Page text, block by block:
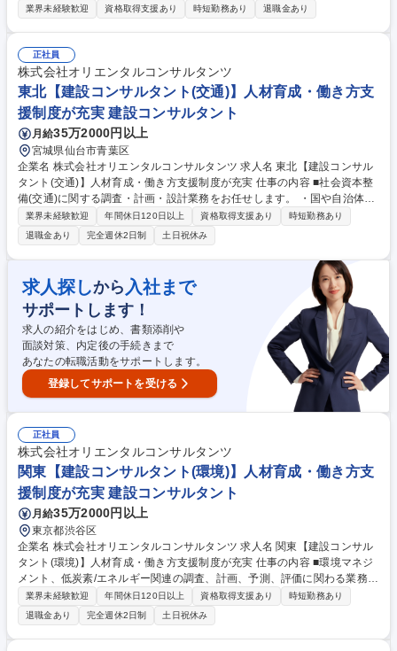
替えや、事業用不動産による財産形成など、あらゆるご要望に対応してい
るまでのサポート業務全般を担当いただきます。 【キャリア】店長への昇
格はもちろん、スターツグループ各社への異動も可能なため、多彩なキャ
リアを形成できます。 募集職種 [埼玉]ピタットハウス売買仲介営業/不動産
業界経験者歓迎★安心の固定給制度
業界未経験歓迎 資格取得支援あり 時短勤務あり 退職金あり
正社員
株式会社オリエンタルコンサルタンツ
東北【建設コンサルタント(交通)】人材育成・働き方支
援制度が充実 建設コンサルタント
月給35万2000円以上
宮城県仙台市青葉区
企業名 株式会社オリエンタルコンサルタンツ 求人名 東北【建設コンサル
タント(交通)】人材育成・働き方支援制度が充実 仕事の内容 ■社会資本整
備(交通)に関する調査・計画・設計業務をお任せします。 ・国や自治体、
高速道路会社をはじめとした多くの実績をもとに、渋滞、事故の解消や開
発事業による交通影響分析および対策立案、各種交通実態調査等を行いま
す。 《詳細》交通ミクロシミュレーションによる渋滞対策の提案、画像処
理技術による交通流計測、事故要因分析や事故対策の立案検討、交通ビッ
グデータの活用(災害時等でのモビリティ支援に資する研究活動)等 募集職
種 東北【建設コンサルタント(交通)】人材育成・働き方支援制度が充実
業界未経験歓迎 年間休日120日以上 資格取得支援あり
時短勤務あり
退職金あり
完全週休2日制 土日祝休み
求人探しから 入社まで
サポートします！
求人の紹介をはじめ、書類添削や
面談対策、内定後の手続きまで
あなたの転職活動をサポートします。
登録してサポートを受ける
正社員
株式会社オリエンタルコンサルタンツ
関東【建設コンサルタント(環境)】人材育成・働き方支
援制度が充実 建設コンサルタント
月給35万2000円以上
東京都渋谷区
企業名 株式会社オリエンタルコンサルタンツ 求人名 関東【建設コンサル
タント(環境)】人材育成・働き方支援制度が充実 仕事の内容 ■環境マネジ
メント、低炭素/エネルギー関連の調査、計画、予測、評価に関わる業務を
担当します。地域の環境問題やエネルギー事業の対策等に携わり、社会に
貢献できるやりがいがあります。 《環境マネジメント》主に、道路、河川
等に関する環境調査、予測/評価及び環境対策を担当。既設事業、新規事業
を問わず、大気質、騒音、振動、動植物等、地域の環境問題に対する最適
業界未経験歓迎 年間休日120日以上 資格取得支援あり
時短勤務あり
退職金あり
完全週休2日制 土日祝休み